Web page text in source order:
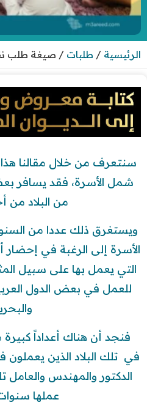
الرئيسية / طلبات / صيغة طلب
سنتعرف من خلال مقالنا
شمل الأسرة، فقد يسافر
من البلاد من
ويستغرق ذلك عددا من
الأسرة إلى الرغبة في إحضار
التي يعمل بها على سبيل
للعمل في بعض الدول
فنجد أن هناك أعداداً
في تلك البلاد الذين
الدكتور والمهندس
عملها